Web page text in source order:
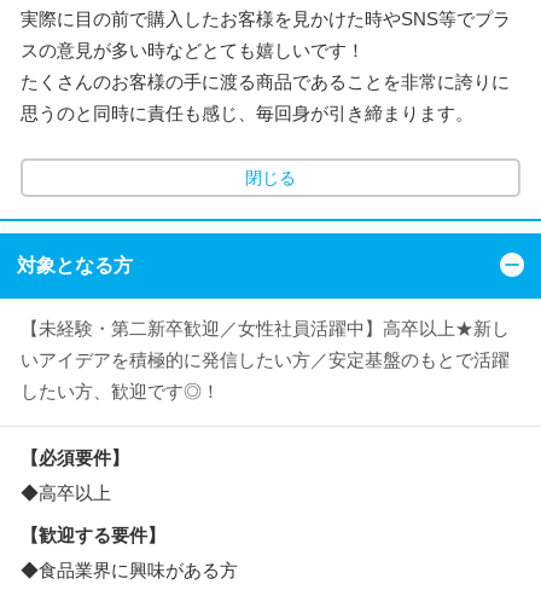
実際に目の前で購入したお客様を見かけた時やSNS等でプラ
スの意見が多い時などとても嬉しいです！
たくさんのお客様の手に渡る商品であることを非常に誇りに
思うのと同時に責任も感じ、毎回身が引き締まります。
閉じる
対象となる方
【未経験・第二新卒歓迎／女性社員活躍中】高卒以上★新し
いアイデアを積極的に発信したい方／安定基盤のもとで活躍
したい方、歓迎です◎！
【必須要件】
◆高卒以上
【歓迎する要件】
◆食品業界に興味がある方